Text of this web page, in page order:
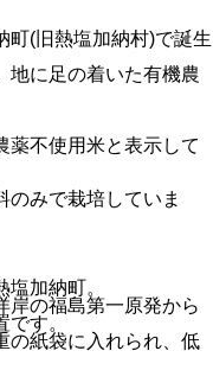
町(旧熱塩加納村)で誕生
地に足の着いた有機農
薬不使用米と表示して
のみで栽培していま
加納町。
岸の福島第一原発から
す。
の紙袋に入れられ、低